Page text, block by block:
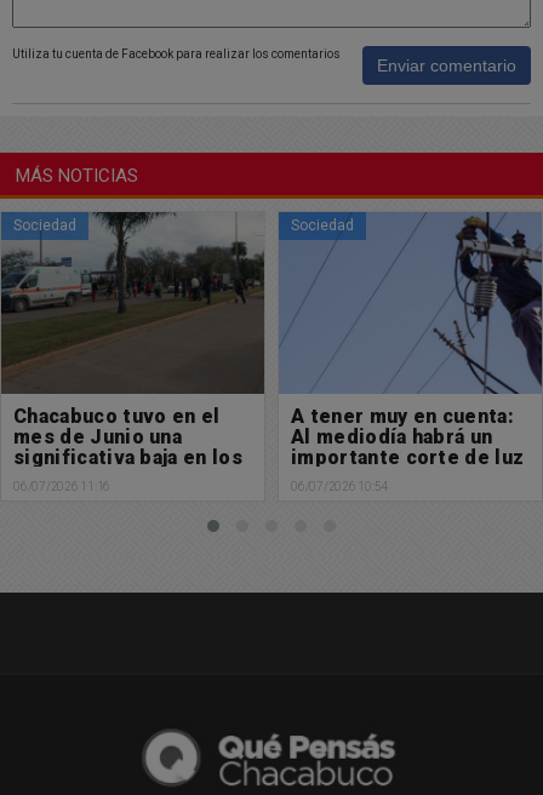
Utiliza tu cuenta de Facebook para realizar los comentarios
Enviar comentario
MÁS NOTICIAS
Sociedad
A tener muy en cuenta:
Al mediodía habrá un
importante corte de luz
06/07/2026 10:54
Sociedad
El ejecutivo municipal
envió 2 proyecto de
ordenanza muy
importante para todo
06/07/2026 10:06